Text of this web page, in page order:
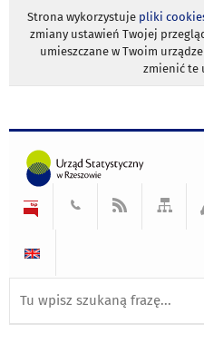
Strona wykorzystuje pliki
zmiany ustawień Twojej
umieszczane w Twoim
zmienić te